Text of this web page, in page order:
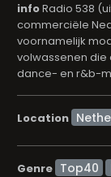
infoRadio 538
commerciële
voornamelijk
volwassenen
dance- en r&b-
Location
Genre Top40